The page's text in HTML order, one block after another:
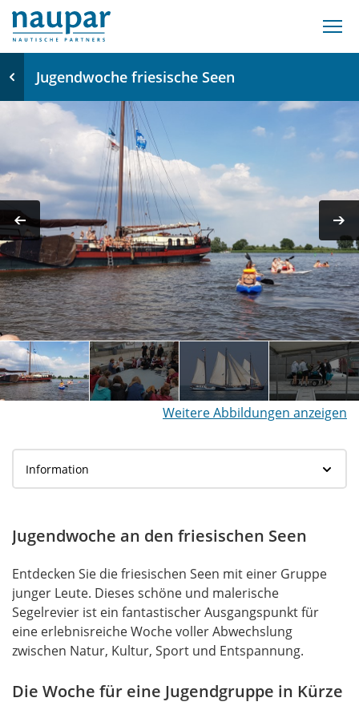
Jugendwoche friesische Seen
Weitere Abbildungen anzeigen
Jugendwoche an den friesischen Seen
Entdecken Sie die friesischen Seen mit einer Gruppe
junger Leute. Dieses schöne und malerische
Segelrevier ist ein fantastischer Ausgangspunkt für
eine erlebnisreiche Woche voller Abwechslung
zwischen Natur, Kultur, Sport und Entspannung.
Die Woche für eine Jugendgruppe in Kürze